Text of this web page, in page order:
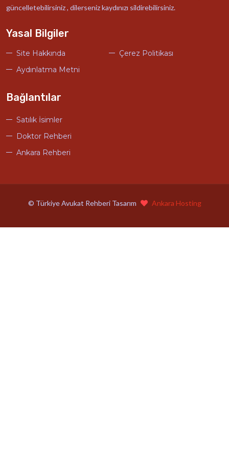
güncelletebilirsiniz , dilerseniz kaydınızı sildirebilirsiniz.
Yasal Bilgiler
Site Hakkında
Çerez Politikası
Aydınlatma Metni
Bağlantılar
Satılık İsimler
Doktor Rehberi
Ankara Rehberi
© Türkiye Avukat Rehberi Tasarım Ankara Hosting